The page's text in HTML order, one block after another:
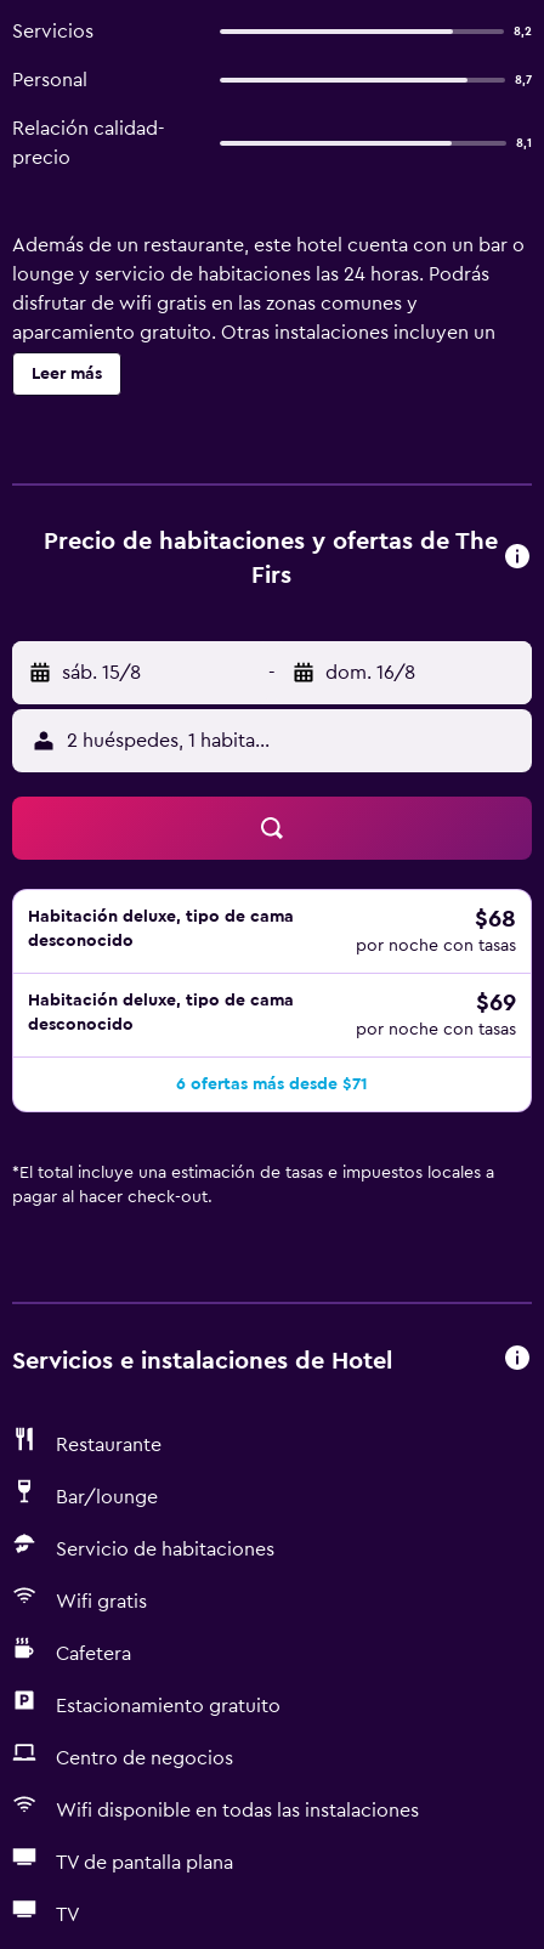
Servicios 8,2
Personal 8,7
Relación calidad-
precio
8,1
Además de un restaurante, este hotel cuenta con un bar o
lounge y servicio de habitaciones las 24 horas. Podrás
disfrutar de wifi gratis en las zonas comunes y
aparcamiento gratuito. Otras instalaciones incluyen un
centro de negocios, servicios de conserjería y servicio de
tintorería. The Firs ofrece 5 alojamientos con chimenea y
gratuitos y secador de pelo. Este hotel en Nuwara Eliya
ofrece acceso a Internet por cable y wifi gratis. Entre las
teléfono. Las habitaciones también incluyen botella de
agua gratuita y cafetera y tetera. Se ofrece servicio de
descubierta nocturno y servicio de limpieza todos los
días. Es posible solicitar tabla de planchar con plancha. Se
pueden practicar las actividades de ocio y esparcimiento
que se indican más abajo en las instalaciones o cerca del
alojamiento (es posible que se aplique un recargo).
Leer más
Precio de habitaciones y ofertas de The
Firs
sáb. 15/8 - dom. 16/8
2 huéspedes, 1 habitación
Habitación deluxe, tipo de cama
desconocido
$68
por noche con tasas
Habitación deluxe, tipo de cama
desconocido
$69
por noche con tasas
6 ofertas más desde $71
* El total incluye una estimación de tasas e impuestos locales a
pagar al hacer check-out.
Servicios e instalaciones de Hotel
Restaurante
Bar/lounge
Servicio de habitaciones
Wifi gratis
Cafetera
Estacionamiento gratuito
Centro de negocios
Wifi disponible en todas las instalaciones
TV de pantalla plana
TV